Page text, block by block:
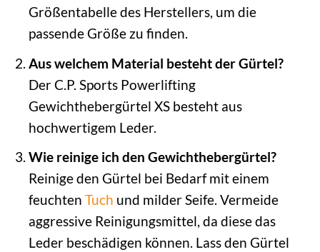
Größentabelle des Herstellers, um die
passende Größe zu finden.
Aus welchem Material besteht der Gürtel?
Der C.P. Sports Powerlifting
Gewichthebergürtel XS besteht aus
hochwertigem Leder.
Wie reinige ich den Gewichthebergürtel?
Reinige den Gürtel bei Bedarf mit einem
feuchten Tuch und milder Seife. Vermeide
aggressive Reinigungsmittel, da diese das
Leder beschädigen können. Lass den Gürtel